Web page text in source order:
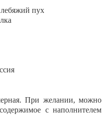
пух
При желании, можно
с наполнителем